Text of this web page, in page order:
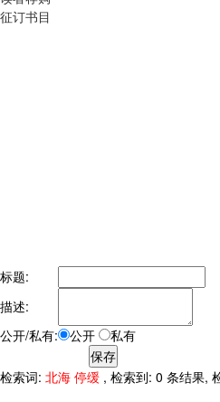
征订书目
标题:
描述:
公开/私有:
公开 私有
检索词: 北海 停缓 , 检索到: 0 条结果,